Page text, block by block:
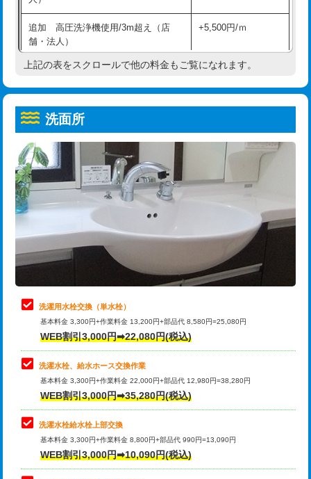
コンクリート斫り（厚さ10㎝超え）
モルタル補修（厚さ10㎝まで） 27,500円
モルタル補修（厚さ10㎝超え） 38,500円
洗面台設置 38,500円
追加人工
廃棄・処分 現場見積
※給水管工事は20mmまでの価格です。
給水管工事※（ホール加工)
給水管工事※（バンド止め) 3,300円
給水管工事※（支持金具設置) 5,500円
給水管工事※（保温材使用（バンド止
め込み）)
5,500円
給水管工事※（土の掘削・埋め戻し作
業)
11,000円
給水管工事※（塩ビ管（VP・HI）使
用/3ｍまで)
33,000円
給水管工事※（塩ビ管（VP・HI）使
用（追加）/3ｍ超え)
給水管工事※（ライニング鋼管・銅
管・ポリ管・HT管使用/3ｍまで)
44,000円
給水管工事※（ライニング鋼管・銅
管・ポリ管・HT管使用/3ｍ超え)
排水管工事（土の掘削・埋め戻し作
業）
排水管工事（排水管工事/3ｍまで） 55,000円
排水管工事（追加 排水管工事/3ｍ超
え）
マス交換（土の掘削・埋め戻し作業）
追加 高圧洗浄機使用/3m超え（店
舗・法人）
+5,500円/ｍ
高度高圧洗浄換 現地調査
トーラー機使用/3mまで
追加トーラー機使用/3m超え +3,300円
カメラ調査 33,000円
桝清掃
止水・漏水調査・防水処理・清掃・修
理・調整・分解・加工など（軽作業）
11,000円
止水・漏水調査・防水処理・清掃・修
理・調整・分解・加工など（中作業）
22,000円
止水・漏水調査・防水処理・清掃・修
理・調整・分解・加工など（重作業）
33,000円
キッチンタンク脱着
その他部品の脱着
交換・取付（タンク）
交換・取付(単水栓（壁付・デッキ
式）)
上記の表をスクロールで他の料金もご覧になれます。
洗面所
洗濯用水栓交換（単水栓）
基本料金 3,300円+作業料金 13,200円+部品代 8,580円=25,080円
WEB割引3,000円➡22,080円(税込)
洗濯水栓、給水ホース交換作業
基本料金 3,300円+作業料金 22,000円+部品代 12,980円=38,280円
WEB割引3,000円➡35,280円(税込)
洗濯水栓給水栓上部交換
基本料金 3,300円+作業料金 8,800円+部品代 990円=13,090円
WEB割引3,000円➡10,090円(税込)